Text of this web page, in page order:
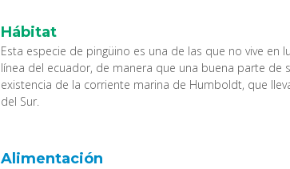
Hábitat
Esta especie de pingüino es una de las que no vive
línea del ecuador, de manera que una buena parte
existencia de la corriente marina de Humboldt, que
del Sur.
Alimentación